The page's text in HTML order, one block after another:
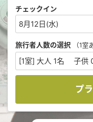
チェックイン
8月12日(水)
旅行者人数の選択 （1室
[1室] 大人 1名 子供
プ